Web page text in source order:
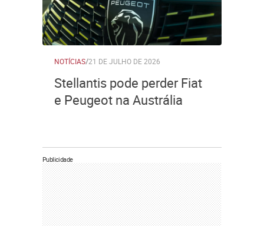
NOTÍCIAS/21 DE JULHO DE 2026
Stellantis pode perder Fiat
e Peugeot na Austrália
Publicidade